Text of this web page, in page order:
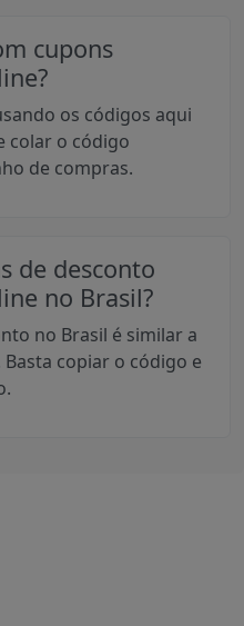
cupons
os códigos aqui
colar o código
de compras.
de desconto
no Brasil?
no Brasil é similar a
copiar o código e